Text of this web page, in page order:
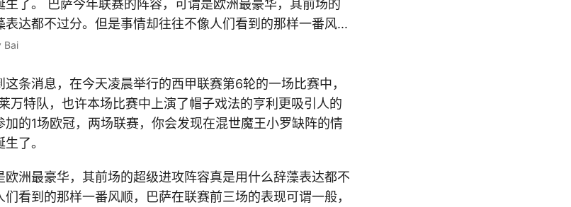
了。 巴萨今年联赛的阵容，可谓是欧洲最豪华，其前场的
达都不过分。但是事情却往往不像人们看到的那样一番风...
Bai
条消息，在今天凌晨举行的西甲联赛第6轮的一场比赛中，
万特队，也许本场比赛中上演了帽子戏法的亨利更吸引人的
的1场欧冠，两场联赛，你会发现在混世魔王小罗缺阵的情
了。
欧洲最豪华，其前场的超级进攻阵容真是用什么辞藻表达都不
看到的那样一番风顺，巴萨在联赛前三场的表现可谓一般，